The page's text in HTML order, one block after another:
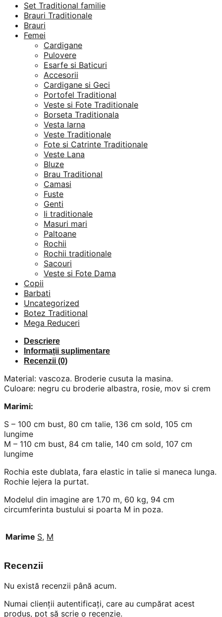
Set Traditional familie
Brauri Traditionale
Brauri
Femei
Cardigane
Pulovere
Esarfe si Baticuri
Accesorii
Cardigane si Geci
Portofel Traditional
Veste si Fote Traditionale
Borseta Traditionala
Vesta Iarna
Veste Traditionale
Fote si Catrinte Traditionale
Veste Lana
Bluze
Brau Traditional
Camasi
Fuste
Genti
Ii traditionale
Masuri mari
Paltoane
Rochii
Rochii traditionale
Sacouri
Veste si Fote Dama
Copii
Barbati
Uncategorized
Botez Traditional
Mega Reduceri
Descriere
Informații suplimentare
Recenzii (0)
Material: vascoza. Broderie cusuta la masina.
Culoare: negru cu broderie albastra, rosie, mov si crem
Marimi:
S – 100 cm bust, 80 cm talie, 136 cm sold, 105 cm
lungime
M – 110 cm bust, 84 cm talie, 140 cm sold, 107 cm
lungime
Rochia este dublata, fara elastic in talie si maneca lunga.
Rochie lejera la purtat.
Modelul din imagine are 1.70 m, 60 kg, 94 cm
circumferinta bustului si poarta M in poza.
Marime S, M
Recenzii
Nu există recenzii până acum.
Numai clienții autentificați, care au cumpărat acest
produs, pot să scrie o recenzie.